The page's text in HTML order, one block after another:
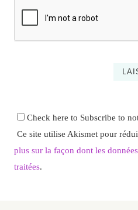
Check here to Subscribe to
Ce site utilise Akismet pour
plus sur la façon dont les
traitées.